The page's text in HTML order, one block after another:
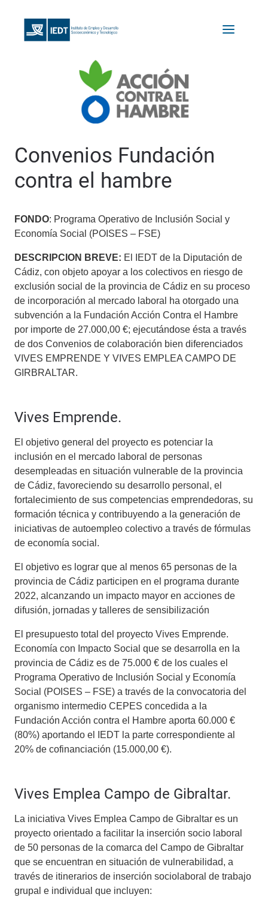
Convenios Fundación
contra el hambre
FONDO: Programa Operativo de Inclusión Social y
Economía Social (POISES – FSE)
DESCRIPCION BREVE: El IEDT de la Diputación de
Cádiz, con objeto apoyar a los colectivos en riesgo de
exclusión social de la provincia de Cádiz en su proceso
de incorporación al mercado laboral ha otorgado una
subvención a la Fundación Acción Contra el Hambre
por importe de 27.000,00 €; ejecutándose ésta a través
de dos Convenios de colaboración bien diferenciados
VIVES EMPRENDE Y VIVES EMPLEA CAMPO DE
GIRBRALTAR.
Vives Emprende.
El objetivo general del proyecto es potenciar la
inclusión en el mercado laboral de personas
desempleadas en situación vulnerable de la provincia
de Cádiz, favoreciendo su desarrollo personal, el
fortalecimiento de sus competencias emprendedoras, su
formación técnica y contribuyendo a la generación de
iniciativas de autoempleo colectivo a través de fórmulas
de economía social.
El objetivo es lograr que al menos 65 personas de la
provincia de Cádiz participen en el programa durante
2022, alcanzando un impacto mayor en acciones de
difusión, jornadas y talleres de sensibilización
El presupuesto total del proyecto Vives Emprende.
Economía con Impacto Social que se desarrolla en la
provincia de Cádiz es de 75.000 € de los cuales el
Programa Operativo de Inclusión Social y Economía
Social (POISES – FSE) a través de la convocatoria del
organismo intermedio CEPES concedida a la
Fundación Acción contra el Hambre aporta 60.000 €
(80%) aportando el IEDT la parte correspondiente al
20% de cofinanciación (15.000,00 €).
Vives Emplea Campo de Gibraltar.
La iniciativa Vives Emplea Campo de Gibraltar es un
proyecto orientado a facilitar la inserción socio laboral
de 50 personas de la comarca del Campo de Gibraltar
que se encuentran en situación de vulnerabilidad, a
través de itinerarios de inserción sociolaboral de trabajo
grupal e individual que incluyen: